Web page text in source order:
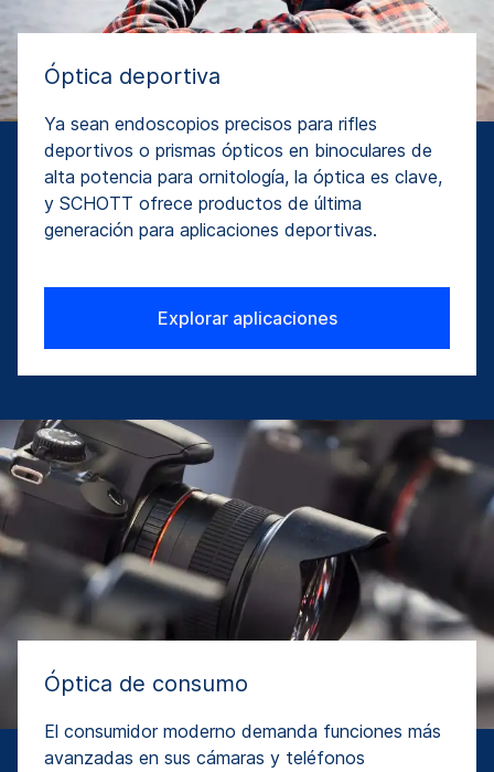
Óptica deportiva
Ya sean endoscopios precisos para rifles
deportivos o prismas ópticos en binoculares de
alta potencia para ornitología, la óptica es clave,
y SCHOTT ofrece productos de última
generación para aplicaciones deportivas.
Explorar aplicaciones
Óptica de consumo
El consumidor moderno demanda funciones más
avanzadas en sus cámaras y teléfonos